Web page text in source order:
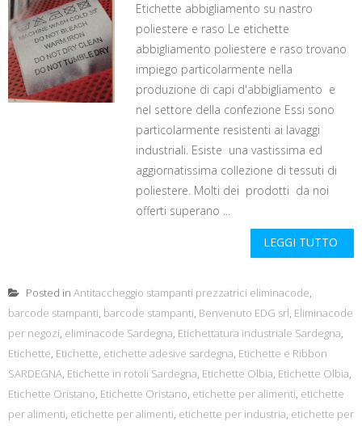
Etichette abbigliamento su nastro
poliestere e raso Le etichette
abbigliamento poliestere e raso trovano
impiego particolarmente nella
produzione di capi d'abbigliamento e
nel settore della confezione Essi sono
particolarmente resistenti ai lavaggi
industriali. Esiste una vastissima ed
aggiornatissima collezione di tessuti di
poliestere. Molti dei prodotti da noi
offerti superano ...
LEGGI TUTTO
Posted in Antitaccheggio stampanti prezzatrici eliminacode,
barcode stampanti, barcode stampanti, Benvenuto EDG srl, Eliminacode
per negozi, eliminacode Sardegna, Etichettatura industriale Sardegna,
Etichette, Etichette, etichette adesive sardegna, Etichette e Ribbon
SARDEGNA, Etichette in rotoli Sardegna, Etichette Olbia, Etichette Olbia,
Etichette Oristano, Etichette Oristano, etichette per alimenti, etichette
per alimenti, etichette per alimenti, etichette per industria, etichette per